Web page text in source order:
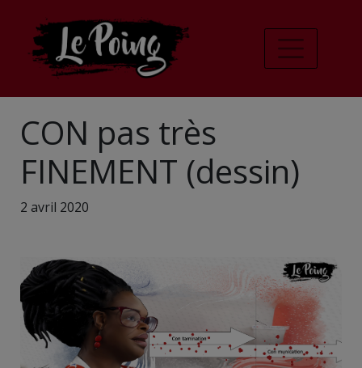
CON pas très
FINEMENT (dessin)
2 avril 2020